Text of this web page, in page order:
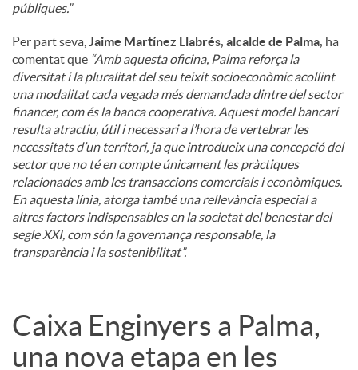
públiques.”
Per part seva, Jaime Martínez Llabrés, alcalde de Palma, ha
comentat que “Amb aquesta oficina, Palma reforça la
diversitat i la pluralitat del seu teixit socioeconòmic acollint
una modalitat cada vegada més demandada dintre del sector
financer, com és la banca cooperativa. Aquest model bancari
resulta atractiu, útil i necessari a l’hora de vertebrar les
necessitats d’un territori, ja que introdueix una concepció del
sector que no té en compte únicament les pràctiques
relacionades amb les transaccions comercials i econòmiques.
En aquesta línia, atorga també una rellevància especial a
altres factors indispensables en la societat del benestar del
segle XXI, com són la governança responsable, la
transparència i la sostenibilitat”.
Caixa Enginyers a Palma,
una nova etapa en les